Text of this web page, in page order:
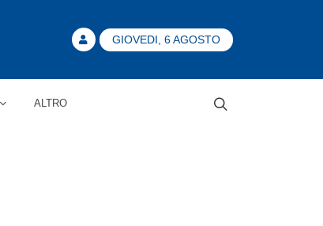
GIOVEDI, 6 AGOSTO
ALTRO